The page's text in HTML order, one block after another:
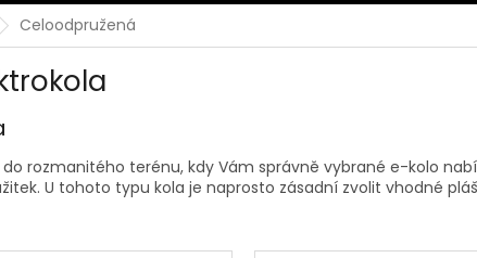
Celoodpružená
rozmanitého terénu, kdy Vám správně vybrané e-kolo
U tohoto typu kola je naprosto zásadní zvolit vhodné